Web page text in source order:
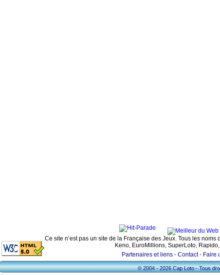
Ce site n’est pas un site de la Française des Jeux. Tous les
Keno, EuroMillions, SuperLoto,
Partenaires et liens - Contact - Faire
© 2004 - 2026 Cap Loto - Tous